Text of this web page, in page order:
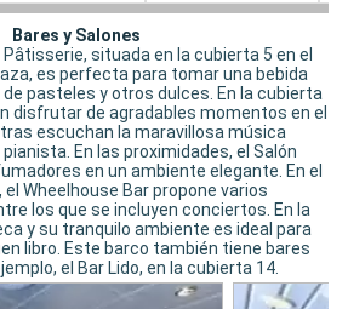
Bares y Salones
Pâtisserie, situada en la cubierta 5 en el
es perfecta para tomar una bebida
pasteles y otros dulces. En la cubierta
disfrutar de agradables momentos en el
escuchan la maravillosa música
En las proximidades, el Salón
en un ambiente elegante. En el
Wheelhouse Bar propone varios
los que se incluyen conciertos. En la
y su tranquilo ambiente es ideal para
libro. Este barco también tiene bares
el Bar Lido, en la cubierta 14.